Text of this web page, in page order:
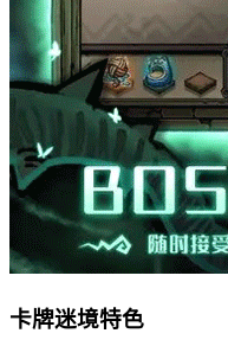
卡牌迷境特色